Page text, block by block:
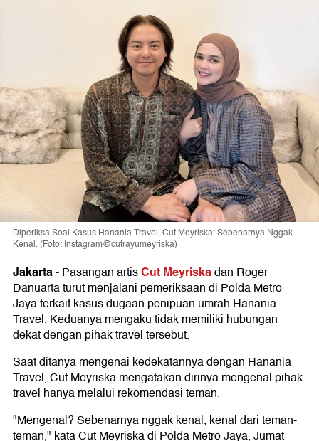
Diperiksa Soal Kasus Hanania Travel, Cut Meyriska: Sebenarnya Nggak
Kenal. (Foto: Instagram@cutrayumeyriska)
Jakarta-Pasangan artisCut Meyriskadan Roger
Danuarta turut menjalani pemeriksaan di Polda Metro
Jaya terkait kasus dugaan penipuan umrah Hanania
Travel. Keduanya mengaku tidak memiliki hubungan
dekat dengan pihak travel tersebut.
Saat ditanya mengenai kedekatannya dengan Hanania
Travel, Cut Meyriska mengatakan dirinya mengenal pihak
travel hanya melalui rekomendasi teman.
"Mengenal? Sebenarnya nggak kenal, kenal dari teman-
teman," kata Cut Meyriska di Polda Metro Jaya, Jumat